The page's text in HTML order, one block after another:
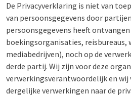
De Privacyverklaring is niet van
van persoonsgegevens door
persoonsgegevens heeft
boekingsorganisaties, reisbureaus,
mediabedrijven), noch op de
derde partij. Wij zijn voor deze
verwerkingsverantwoordelijk en
dergelijke verwerkingen naar de